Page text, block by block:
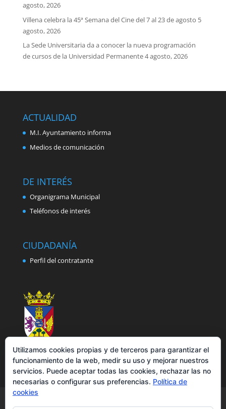
agosto, 2026
Villena celebra la 45ª Semana del Cine del 7 al 23 de agosto 5
agosto, 2026
La Sede Universitaria da a conocer la nueva programación
de cursos de la Universidad Permanente4 agosto, 2026
ACTUALIDAD
M.I. Ayuntamiento informa
Medios de comunicación
DE INTERÉS
Organigrama Municipal
Teléfonos de interés
CIUDADANÍA
Perfil del contratante
Utilizamos cookies propias y de terceros para garantizar el
funcionamiento de la web, medir su uso y mejorar nuestros
servicios. Puede aceptar todas las cookies, rechazar las no
necesarias o configurar sus preferencias. Política de
cookies